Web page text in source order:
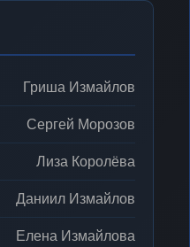
Гриша Измайлов
Сергей Морозов
Лиза Королёва
Даниил Измайлов
Елена Измайлова